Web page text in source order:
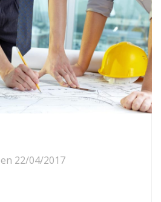
en 22/04/2017